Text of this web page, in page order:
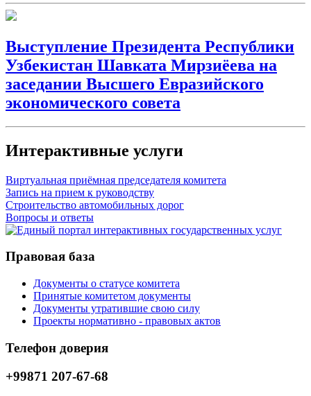
Выступление Президента Республики
Узбекистан Шавката Мирзиёева на
заседании Высшего Евразийского
экономического совета
Интерактивные услуги
Виртуальная приёмная председателя комитета
Запись на прием к руководству
Строительство автомобильных дорог
Вопросы и ответы
Правовая база
Документы о статусе комитета
Принятые комитетом документы
Документы утратившие свою силу
Проекты нормативно - правовых актов
Телефон доверия
+99871 207-67-68